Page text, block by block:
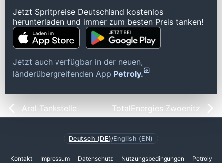
Jetzt Spritpreise Deutschland kostenlos
herunterladen und immer zum besten Preis tanken!
Jetzt auch verfügbar in der neuen,
länderübergreifenden App Petroly.
Aral Tankstelle TotalEnergies Zwoenitz
Deutsch (DE) /English (EN)
Kontakt Impressum Datenschutz Nutzungsbedingungen Petroly